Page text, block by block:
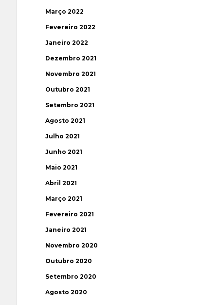
Março 2022
Fevereiro 2022
Janeiro 2022
Dezembro 2021
Novembro 2021
Outubro 2021
Setembro 2021
Agosto 2021
Julho 2021
Junho 2021
Maio 2021
Abril 2021
Março 2021
Fevereiro 2021
Janeiro 2021
Novembro 2020
Outubro 2020
Setembro 2020
Agosto 2020